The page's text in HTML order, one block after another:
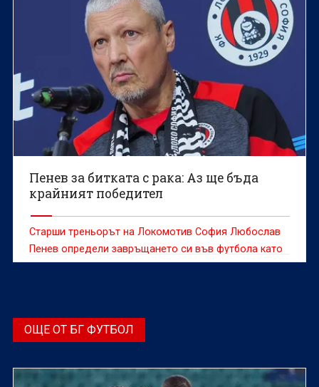
Пенев за битката с рака: Аз ще бъда
крайният победител
Старши треньорът на Локомотив София Любослав
Пенев определи завръщането си във футбола като
важна крачка по пътя към пълното му
ОЩЕ ОТ БГ ФУТБОЛ